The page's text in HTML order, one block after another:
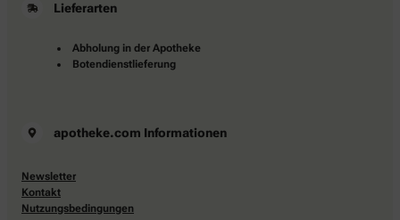
Lieferarten
Abholung in der Apotheke
Botendienstlieferung
apotheke.com Informationen
Newsletter
Kontakt
Nutzungsbedingungen